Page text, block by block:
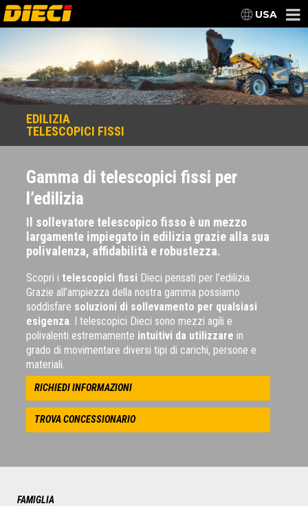
USA
EDILIZIA
TELESCOPICI FISSI
Gamma di telescopici fissi per
l’edilizia
Il sollevatore telescopico fisso è un mezzo
largamente impiegato in edilizia grazie alla sua
polivalenza, affidabilità e robustezza.
Scopri i telescopici fissi Dieci pensati per l’edilizia.
Grazie all’ampiezza della nostra gamma possiamo
soddisfare soluzioni di sollevamento per qualsiasi
esigenza . I telescopici Dieci sono mezzi agili e
polivalenti estremamente intuitivi da utilizzare in
grado di movimentare diversi tipi di carichi, persone e
materiali.
RICHIEDI INFORMAZIONI
TROVA CONCESSIONARIO
FAMIGLIA